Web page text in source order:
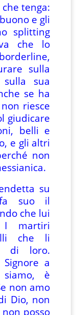
che tenga:
e gli
splitting
che lo
sulla
sua
se ha
riesce
giudicare
belli e
e gli altri
non
su
suo il
che lui
martiri
che li
di loro.
a
è
non amo
Dio, non
posso